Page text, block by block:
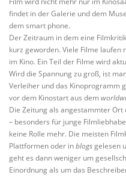
findet in der Galerie und dem
dem smart phone.
Der Zeitraum in dem eine
kurz geworden. Viele Filme
im Kino. Ein Teil der Filme wird
Wird die Spannung zu groß, ist
Verleiher und das Kinoprogramm
vor dem Kinostart aus dem
Die Zeitung als angestammter
– besonders für junge
keine Rolle mehr. Die meisten
Plattformen oder inblogsgelesen
geht es dann weniger um
Einordnung als um das